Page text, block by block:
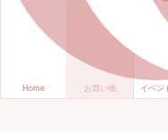
Home お買い物 イベン